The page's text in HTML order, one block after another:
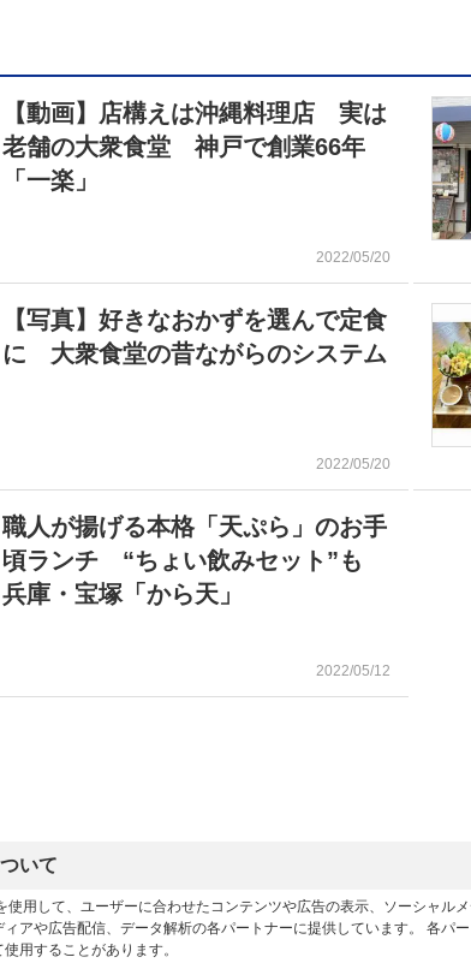
【動画】店構えは沖縄料理店 実は
老舗の大衆食堂 神戸で創業66年
「一楽」
2022/05/20
【写真】好きなおかずを選んで定食
に 大衆食堂の昔ながらのシステム
2022/05/20
職人が揚げる本格「天ぷら」のお手
頃ランチ “ちょい飲みセット”も
兵庫・宝塚「から天」
2022/05/12
いて
使用して、ユーザーに合わせたコンテンツや広告の表示、ソーシャ
アや広告配信、データ解析の各パートナーに提供しています。 各
用することがあります。